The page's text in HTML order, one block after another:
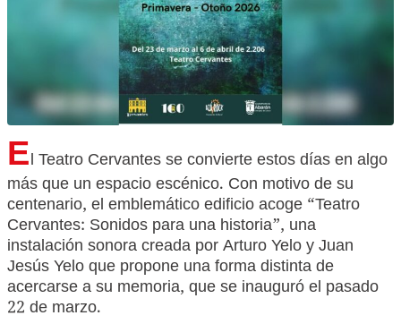
El Teatro Cervantes se convierte estos días en algo
más que un espacio escénico. Con motivo de su
centenario, el emblemático edificio acoge “Teatro
Cervantes: Sonidos para una historia”, una
instalación sonora creada por Arturo Yelo y Juan
Jesús Yelo que propone una forma distinta de
acercarse a su memoria, que se inauguró el pasado
22 de marzo.